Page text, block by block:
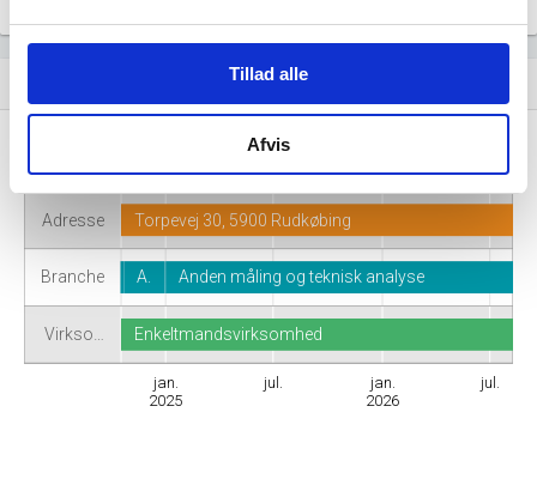
Tillad alle
Afvis
Virksomhedshistorik
Adresse
Branche
Virkso…
jan.
2025
jul.
jan.
2026
jul.
Torpevej 30, 5900 Rudkøbing
A. Anden måling og teknisk analyse
Enkeltmandsvirksomhed